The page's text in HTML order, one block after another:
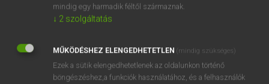
abode
mindig egy harmadik féltől származnak.
↓ 2 szolgáltatás
MŰKÖDÉSHEZ ELENGEDHETETLEN (mindig szükséges)
Ezek a sütik elengedhetetlenek az oldalunkon történő
böngészéshez,a funkciók használatához, és a felhasználók